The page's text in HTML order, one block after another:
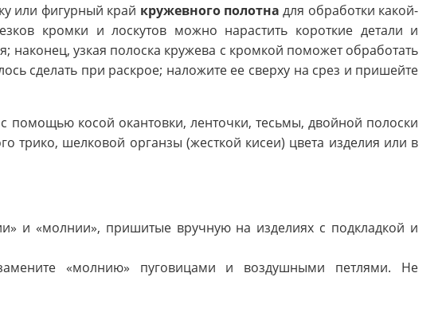
или фигурный край кружевного полотна для обработки какой-
кромки и лоскутов можно нарастить короткие детали и
наконец, узкая полоска кружева с кромкой поможет обработать
сделать при раскрое; наложите ее сверху на срез и пришейте
косой окантовки, ленточки, тесьмы, двойной полоски
трико, шелковой органзы (жесткой кисеи) цвета изделия или в
и «молнии», пришитые вручную на изделиях с подкладкой и
«молнию» пуговицами и воздушными петлями. Не